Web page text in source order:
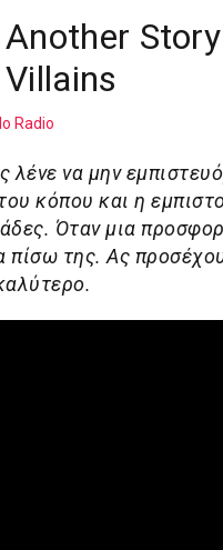
Another
Radio
λένε να μην
κόπου και η
Όταν μια
πίσω της. Ας